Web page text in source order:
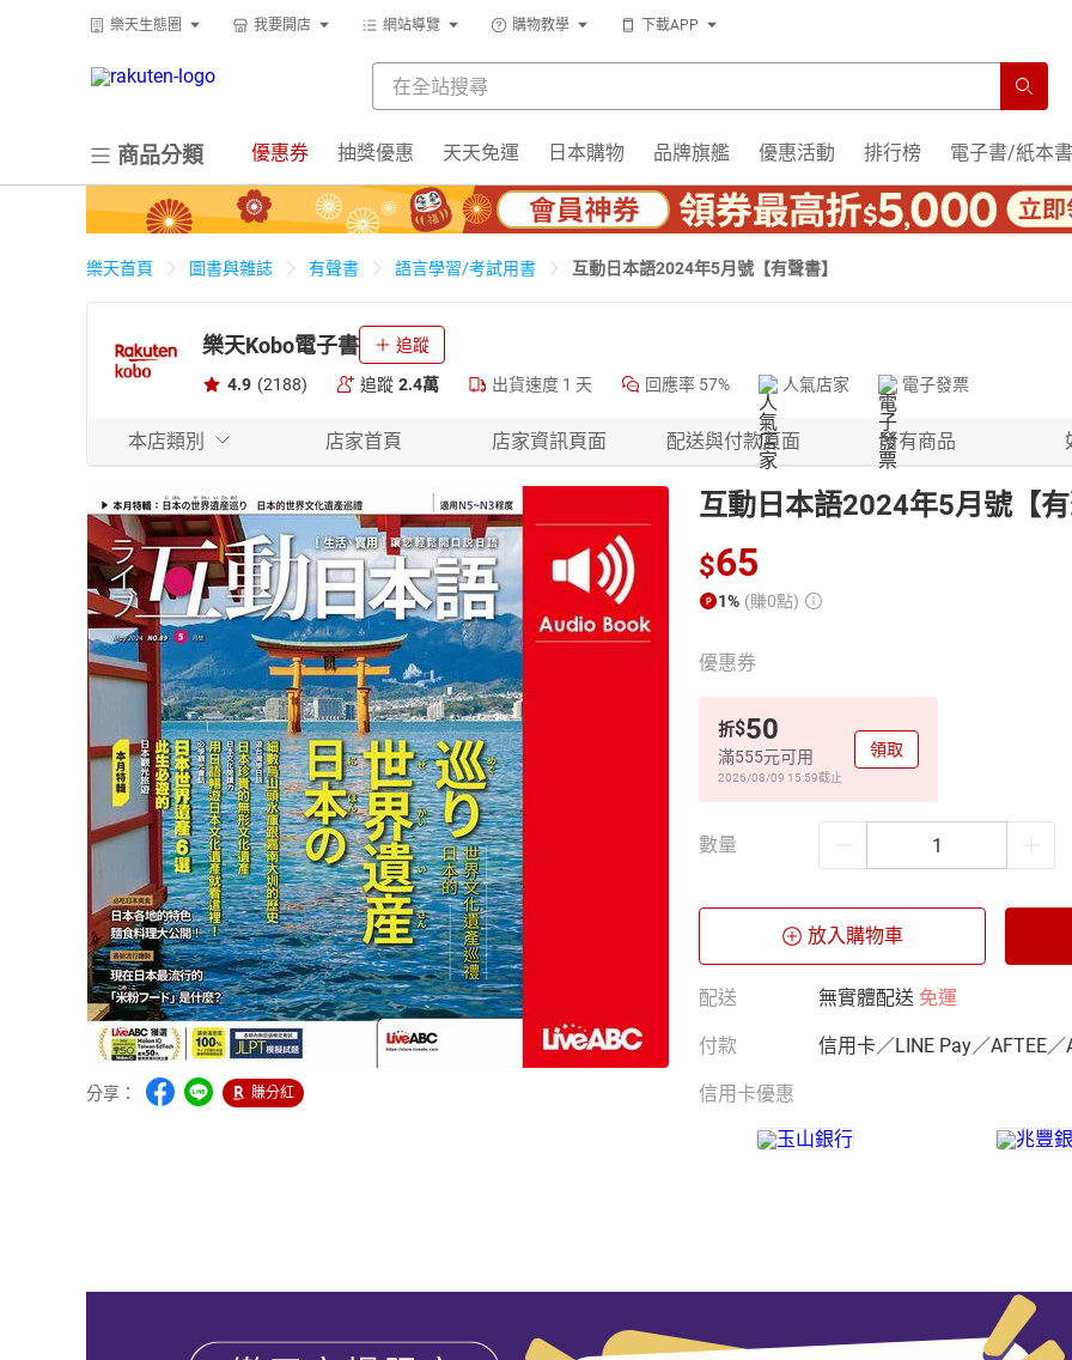
樂天生態圈 我要開店 網站導覽 購物教學 下載APP
商品分類 優惠券 抽獎優惠 天天免運 日本購物 品牌旗艦 優惠活動 排行榜 電子書/紙本書
樂天首頁 圖書與雜誌 有聲書 語言學習/考試用書 互動日本語2024年5月號【有聲書】
樂天Kobo電子書 追蹤
4.9 (2188) 追蹤 2.4萬 出貨速度 1 天 回應率 57% 人氣店家 電子發票
本店類別 店家首頁 店家資訊頁面 配送與付款頁面 所有商品
分享： 賺分紅
互動日本語2024年5月號【
$65
1% (賺0點)
優惠券
折$50
滿555元可用
2026/08/09 15:59截止
領取
數量
放入購物車
配送 無實體配送 免運
付款 信用卡／LINE Pay／AFTEE／
信用卡優惠